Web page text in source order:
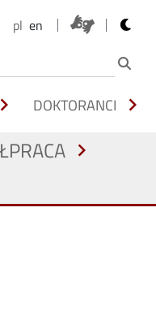
pl en opens
chevron_right DOKTORANCI chevron_right
chevron_right